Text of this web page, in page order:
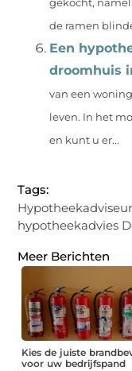
gekocht,
de ramen
Een
droomhuis
van een
leven. In het
en kunt u er...
Tags:
hypotheekadvies
Meer Berichten
Kies de juiste
voor uw bedrijfspand